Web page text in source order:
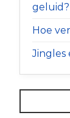
geluid?
Hoe
Jingles